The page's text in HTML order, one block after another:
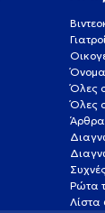
Όνομα
Όλες
Όλες
Άρθρα
Ρώτα